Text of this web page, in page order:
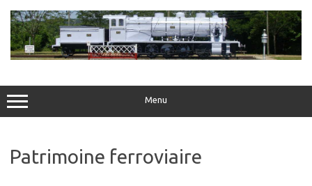
content
Menu
Patrimoine ferroviaire